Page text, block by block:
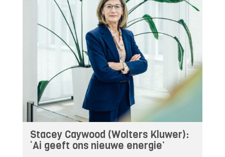
Stacey Caywood (Wolters Kluwer):
‘Ai geeft ons nieuwe energie’